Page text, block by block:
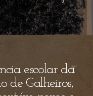
escolar da
de Galheiros,